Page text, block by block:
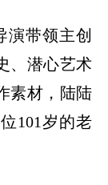
演带领主创
、潜心艺术
素材，陆陆
101岁的老